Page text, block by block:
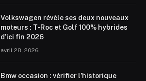
Volkswagen révèle ses deux nouveaux
moteurs : T-Roc et Golf 100% hybrides
d’ici fin 2026
avril 28, 2026
Bmw occasion : vérifier l’historique